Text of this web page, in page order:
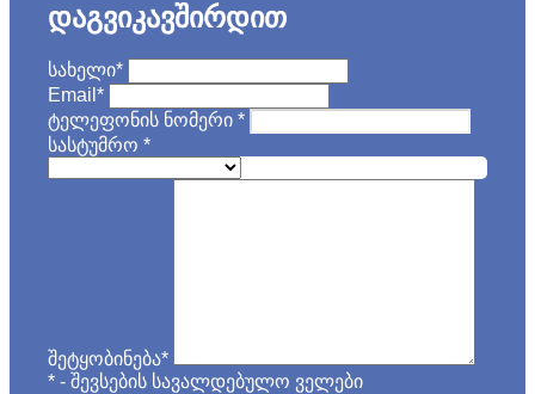
დაგვიკავშირდით
სახელი*
Email *
ტელეფონის ნომერი *
სასტუმრო *
შეტყობინება*
* - შევსების სავალდებულო ველები